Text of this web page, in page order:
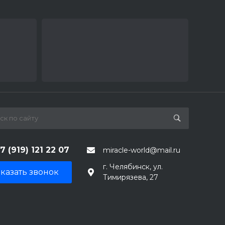
(919) 121 22 07 miracle-world@mail.ru
звонок
г. Челябинск, ул.
Тимирязева, 27